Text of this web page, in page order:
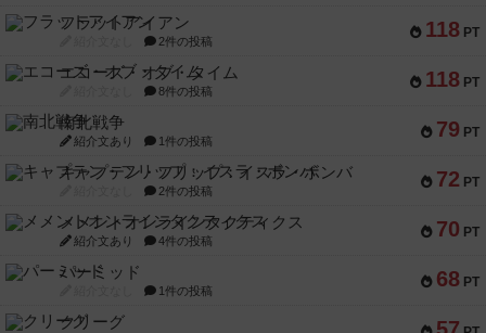
118 PT
フラットアイアン
2件の投稿
118 PT
エコーズ・オブ・タイム
8件の投稿
79 PT
南北戦争
紹介文あり 1件の投稿
72 PT
キャプテン・フリップ：イスラ・ボンバ
2件の投稿
70 PT
メメントオンラインタクティクス
紹介文あり 4件の投稿
68 PT
パーミッド
1件の投稿
クリーグ